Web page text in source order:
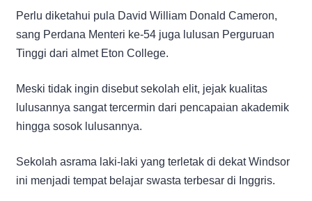
Perlu diketahui pula David William Donald Cameron,
sang Perdana Menteri ke-54 juga lulusan Perguruan
Tinggi dari almet Eton College.
Meski tidak ingin disebut sekolah elit, jejak kualitas
lulusannya sangat tercermin dari pencapaian akademik
hingga sosok lulusannya.
Sekolah asrama laki-laki yang terletak di dekat Windsor
ini menjadi tempat belajar swasta terbesar di Inggris.